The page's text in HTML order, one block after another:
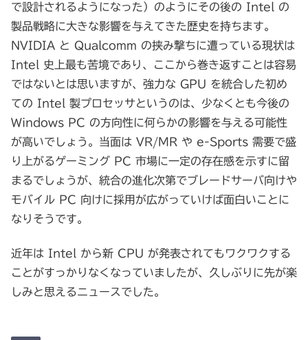
で設計されるようになった）のようにその後の Intel の
製品戦略に大きな影響を与えてきた歴史を持ちます。
NVIDIA と Qualcomm の挟み撃ちに遭っている現状は
Intel 史上最も苦境であり、ここから巻き返すことは容易
ではないとは思いますが、強力な GPU を統合した初め
ての Intel 製プロセッサというのは、少なくとも今後の
Windows PC の方向性に何らかの影響を与える可能性
が高いでしょう。当面は VR/MR や e-Sports 需要で盛
り上がるゲーミング PC 市場に一定の存在感を示すに留
まるでしょうが、統合の進化次第でブレードサーバ向けや
モバイル PC 向けに採用が広がっていけば面白いことに
なりそうです。
近年は Intel から新 CPU が発表されてもワクワクする
ことがすっかりなくなっていましたが、久しぶりに先が楽
しみと思えるニュースでした。